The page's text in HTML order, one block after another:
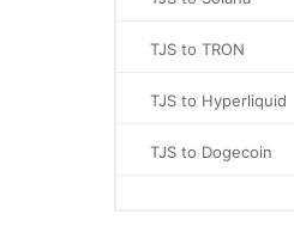
TJS to TRON
TJS to Hyperliquid
TJS to Dogecoin